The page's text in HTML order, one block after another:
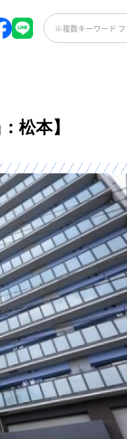
松本】